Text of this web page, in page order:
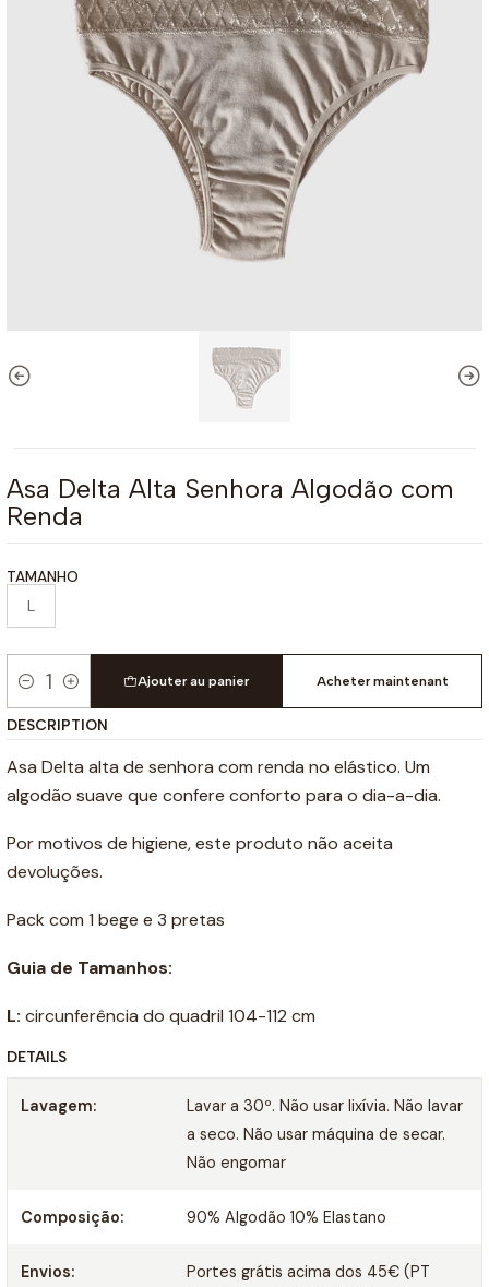
Asa Delta Alta Senhora Algodão com
Renda
TAMANHO
L
Quantité
Ajouter au panier Acheter maintenant
DESCRIPTION
Asa Delta alta de senhora com renda no elástico. Um
algodão suave que confere conforto para o dia-a-dia.
Por motivos de higiene, este produto não aceita
devoluções.
Pack com 1 bege e 3 pretas
Guia de Tamanhos:
L: circunferência do quadril 104-112 cm
DETAILS
Lavagem:
Lavar a 30º. Não usar lixívia. Não lavar
a seco. Não usar máquina de secar.
Não engomar
Composição: 90% Algodão 10% Elastano
Envios:
Portes grátis acima dos 45€ (PT